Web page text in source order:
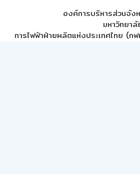
องค์การบริหารส่วนจัง
มหาวิทยา
การไฟฟ้าฝ่ายผลิตแห่งประเทศไทย (กฟ